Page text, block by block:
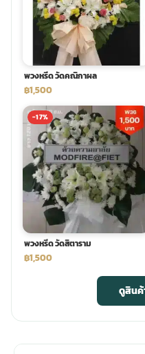
พวงหรีด วัดคณิกาผล
฿1,500
-17%
พวงหรีด วัดสิตาราม
฿1,500
ดูสิน